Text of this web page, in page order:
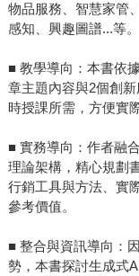
物品服務、智慧家管
感知、興趣圖譜...等。
■ 教學導向：本書依
章主題內容與2個創
時授課所需，方便實
■ 實務導向：作者融
理論架構，精心規劃
行銷工具與方法、實
參考價值。
■ 整合與資訊導向：
勢，本書探討生成式